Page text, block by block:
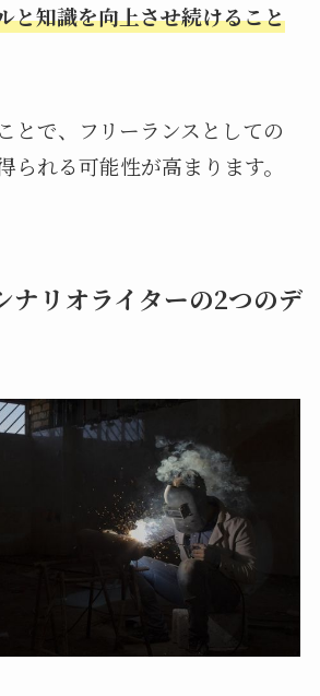
と知識を向上させ続けること
とで、フリーランスとしての
られる可能性が高まります。
ナリオライターの2つのデ